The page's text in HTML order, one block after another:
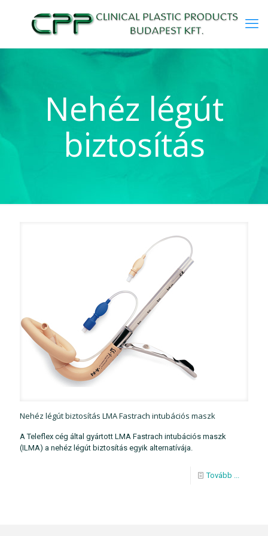
Nehéz légút
biztosítás
Nehéz légút biztosítás LMA Fastrach intubációs maszk
A Teleflex cég által gyártott LMA Fastrach intubációs maszk
(ILMA) a nehéz légút biztosítás egyik alternatívája.
Tovább ...